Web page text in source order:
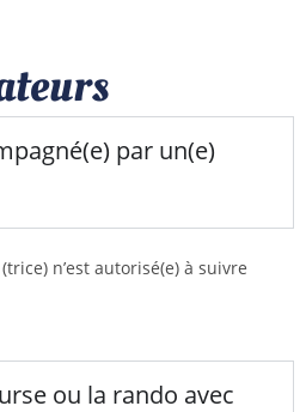
par un(e)
n’est autorisé(e) à suivre
ou la rando avec